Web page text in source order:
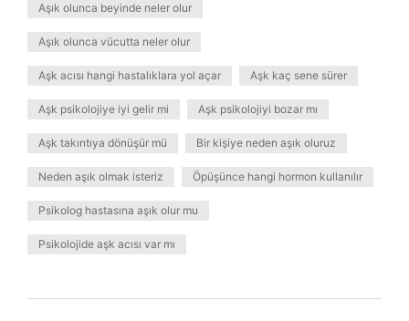
Aşık olunca beyinde neler olur
Aşık olunca vücutta neler olur
Aşk acısı hangi hastalıklara yol açar Aşk kaç sene sürer
Aşk psikolojiye iyi gelir mi Aşk psikolojiyi bozar mı
Aşk takıntıya dönüşür mü Bir kişiye neden aşık oluruz
Neden aşık olmak isteriz Öpüşünce hangi hormon kullanılır
Psikolog hastasına aşık olur mu
Psikolojide aşk acısı var mı